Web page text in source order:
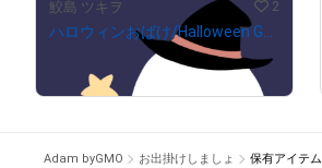
# 82/100
鮫島 ツキヲ 2
ハロウィンおばけ/Halloween Ghost
Adam byGMO お出掛けしましょ 保有アイテム